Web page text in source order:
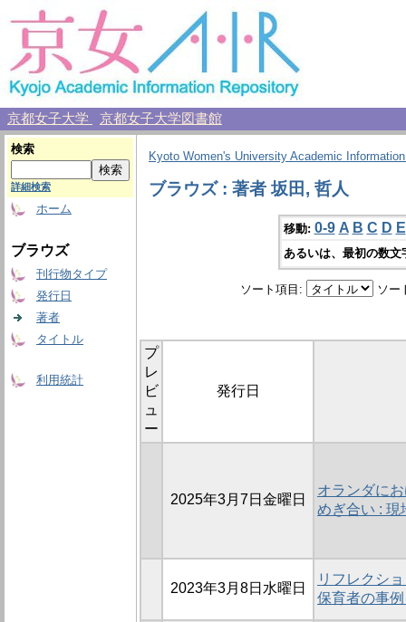
京都女子大学 京都女子大学図書館
検索
詳細検索
ホーム
ブラウズ
刊行物タイプ
発行日
著者
タイトル
利用統計
Kyoto Women's University Academic
ブラウズ : 著者 坂田, 哲人
移動: 0-9 A B C D E
あるいは、最初の数
ソート項目: ソー
プ
レ
ビ
ュ
ー
発行日
2025年3月7日金曜日
オランダに
めぎ合い : 現
2023年3月8日水曜日
リフレクシ
保育者の事